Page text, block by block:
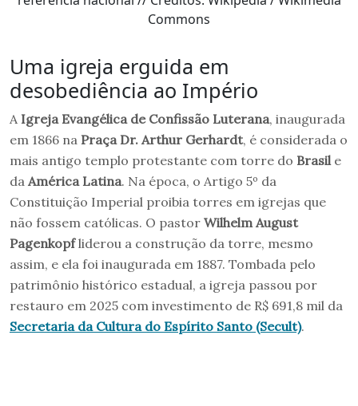
Commons
Uma igreja erguida em
desobediência ao Império
A Igreja Evangélica de Confissão Luterana, inaugurada
em 1866 na Praça Dr. Arthur Gerhardt, é considerada o
mais antigo templo protestante com torre do Brasil e
da América Latina. Na época, o Artigo 5º da
Constituição Imperial proibia torres em igrejas que
não fossem católicas. O pastor Wilhelm August
Pagenkopfliderou a construção da torre, mesmo
assim, e ela foi inaugurada em 1887. Tombada pelo
patrimônio histórico estadual, a igreja passou por
restauro em 2025 com investimento de R$ 691,8 mil da
Secretaria da Cultura do Espírito Santo (Secult).